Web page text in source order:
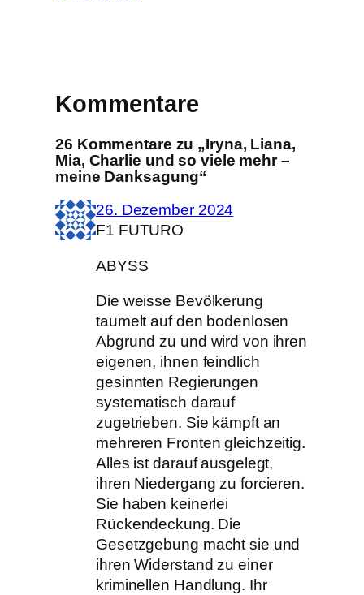
Kommentare
26 Kommentare zu „Iryna, Liana,
Mia, Charlie und so viele mehr –
meine Danksagung“
26. Dezember 2024
F1 FUTURO
ABYSS
Die weisse Bevölkerung
taumelt auf den bodenlosen
Abgrund zu und wird von ihren
eigenen, ihnen feindlich
gesinnten Regierungen
systematisch darauf
zugetrieben. Sie kämpft an
mehreren Fronten gleichzeitig.
Alles ist darauf ausgelegt,
ihren Niedergang zu forcieren.
Sie haben keinerlei
Rückendeckung. Die
Gesetzgebung macht sie und
ihren Widerstand zu einer
kriminellen Handlung. Ihr